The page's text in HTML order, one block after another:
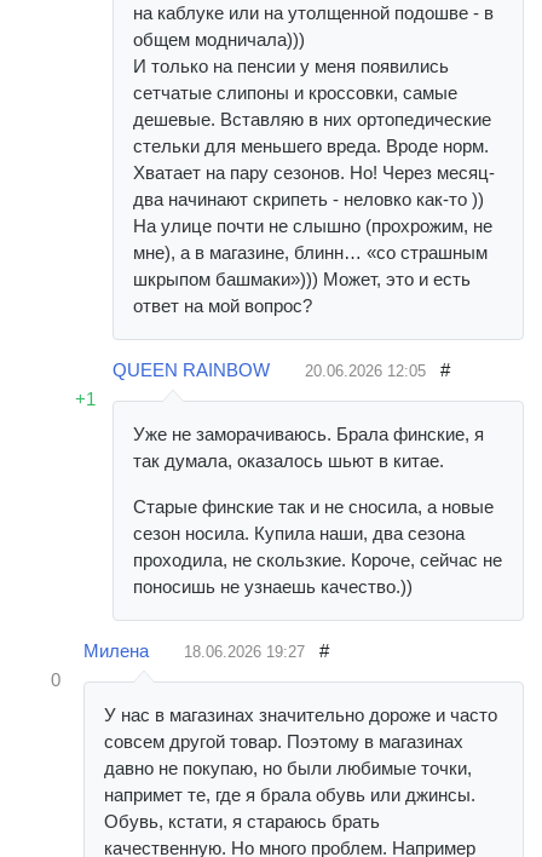
на каблуке или на утолщенной подошве - в
общем модничала)))
И только на пенсии у меня появились
сетчатые слипоны и кроссовки, самые
дешевые. Вставляю в них ортопедические
стельки для меньшего вреда. Вроде норм.
Хватает на пару сезонов. Но! Через месяц-
два начинают скрипеть - неловко как-то ))
На улице почти не слышно (прохрожим, не
мне), а в магазине, блинн… «со страшным
шкрыпом башмаки»))) Может, это и есть
ответ на мой вопрос?
+1
QUEEN RAINBOW 20.06.2026 12:05 #
Уже не заморачиваюсь. Брала финские, я
так думала, оказалось шьют в китае.
Старые финские так и не сносила, а новые
сезон носила. Купила наши, два сезона
проходила, не скользкие. Короче, сейчас не
поносишь не узнаешь качество.))
0
Милена 18.06.2026 19:27 #
У нас в магазинах значительно дороже и часто
совсем другой товар. Поэтому в магазинах
давно не покупаю, но были любимые точки,
напримет те, где я брала обувь или джинсы.
Обувь, кстати, я стараюсь брать
качественную. Но много проблем. Например